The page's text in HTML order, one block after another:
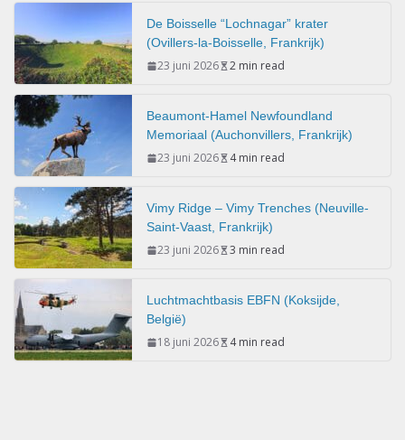
De Boisselle “Lochnagar” krater
(Ovillers-la-Boisselle, Frankrijk)
23 juni 2026 2 min read
Beaumont-Hamel Newfoundland
Memoriaal (Auchonvillers, Frankrijk)
23 juni 2026 4 min read
Vimy Ridge – Vimy Trenches (Neuville-
Saint-Vaast, Frankrijk)
23 juni 2026 3 min read
Luchtmachtbasis EBFN (Koksijde,
België)
18 juni 2026 4 min read